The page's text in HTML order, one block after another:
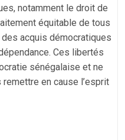
notamment le droit de
équitable de tous
acquis démocratiques
Ces libertés
sénégalaise et ne
en cause l’esprit